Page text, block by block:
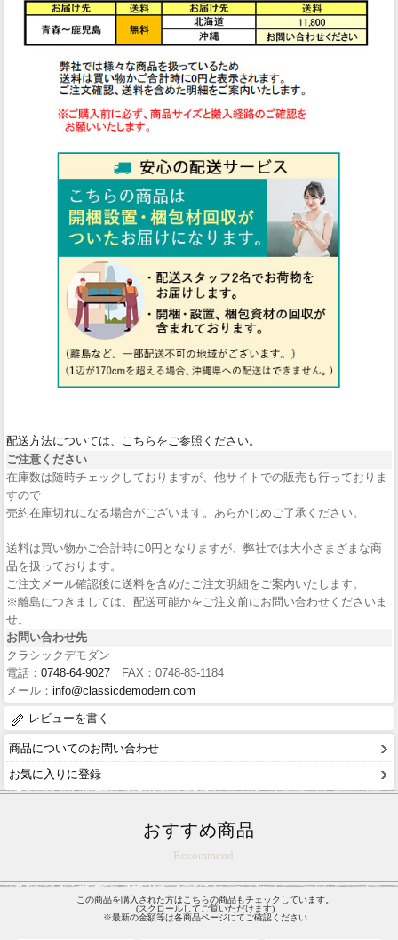
配送方法については、こちらをご参照ください。
ご注意ください
在庫数は随時チェックしておりますが、他サイトでの販売も行っておりま
すので
売約在庫切れになる場合がございます。あらかじめご了承ください。
送料は買い物かご合計時に0円となりますが、弊社では大小さまざまな商
品を扱っております。
ご注文メール確認後に送料を含めたご注文明細をご案内いたします。
※離島につきましては、配送可能かをご注文前にお問い合わせくださいま
せ。
お問い合わせ先
クラシックデモダン
電話： 0748-64-9027 FAX：0748-83-1184
メール： info@classicdemodern.com
レビューを書く
商品についてのお問い合わせ
お気に入りに登録
おすすめ商品
Recommend
この商品を購入された方はこちらの商品もチェックしています。
(スクロールしてご覧いただけます)
※最新の金額等は各商品ページにてご確認ください